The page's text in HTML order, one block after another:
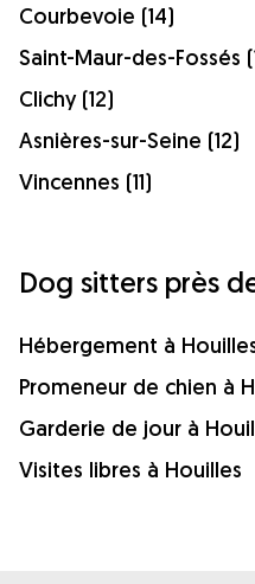
Courbevoie (14)
Saint-Maur-des-Fossés
Clichy (12)
Asnières-sur-Seine (12)
Vincennes (11)
Dog sitters près
Hébergement à
Promeneur de chien à
Garderie de jour à
Visites libres à Houilles